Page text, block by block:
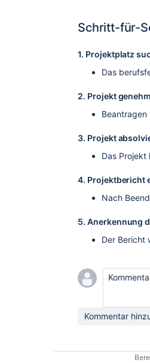
Schritt-für-
1. Projektplatz
Das
2. Projekt
Beantragen
3. Projekt
Das Projekt
4. Projektbericht
Nach
5. Anerkennung
Der Bericht
Kommentar